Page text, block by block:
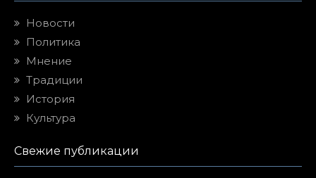
Новости
Политика
Мнение
Традиции
История
Культура
Свежие публикации